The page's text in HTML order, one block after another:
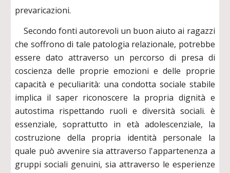
prevaricazioni.
Secondo fonti autorevoli un buon aiuto ai ragazzi
che soffrono di tale patologia relazionale, potrebbe
essere dato attraverso un percorso di presa di
coscienza delle proprie emozioni e delle proprie
capacità e peculiarità: una condotta sociale stabile
implica il saper riconoscere la propria dignità e
autostima rispettando ruoli e diversità sociali. è
essenziale, soprattutto in età adolescenziale, la
costruzione della propria identità personale la
quale può avvenire sia attraverso l'appartenenza a
gruppi sociali genuini, sia attraverso le esperienze